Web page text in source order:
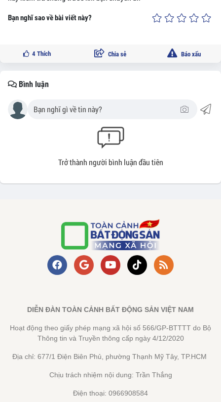
Bạn nghĩ sao về bài viết này?
4Thích Chia sẻ Báo xấu
Bình luận
Trở thành người bình luận đầu tiên
DIỄN ĐÀN TOÀN CẢNH BẤT ĐỘNG SẢN VIỆT NAM
Hoạt động theo giấy phép mạng xã hội số 566/GP-BTTTT do Bộ
Thông tin và Truyền thông cấp ngày 4/12/2020
Địa chỉ: 677/1 Điện Biên Phủ, phường Thạnh Mỹ Tây, TP.HCM
Chịu trách nhiệm nội dung: Trần Thắng
Điện thoại: 0966908584